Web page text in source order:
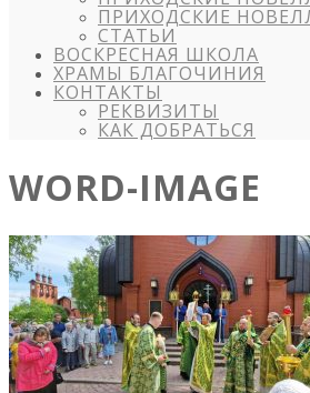
ПРИХОДСКИЕ
СТАТЬИ
ВОСКРЕСНАЯ ШКОЛА
ХРАМЫ БЛАГОЧИНИЯ
КОНТАКТЫ
РЕКВИЗИТЫ
КАК ДОБРАТЬСЯ
WORD-IMAGE